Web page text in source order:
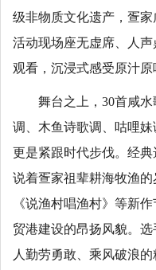
级非物质文化遗产，疍家
活动现场座无虚席、人
观看，沉浸式感受原汁原
舞台之上，30首咸
调、木鱼诗歌调、咕哩
更是紧跟时代步伐。经
说着疍家祖辈耕海牧渔的
《说渔村唱渔村》等新
贸港建设的昂扬风貌。
人勤劳勇敢、乘风破浪的